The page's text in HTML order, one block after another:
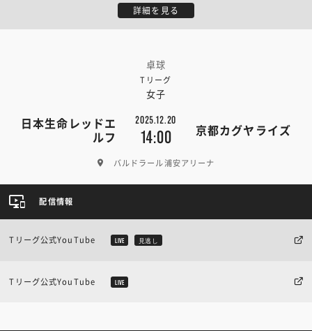
詳細を見る
卓球
Tリーグ
女子
日本生命レッドエ
ルフ
2025.12.20
14:00 京都カグヤライズ
バルドラール浦安アリーナ
配信情報
Tリーグ公式YouTube LIVE 見逃し
Tリーグ公式YouTube LIVE